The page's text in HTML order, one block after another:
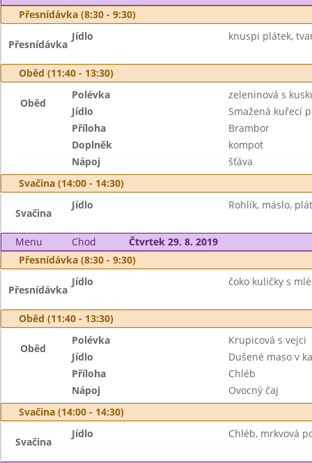
Přesnídávka (8:30 - 9:30)
Přesnídávka
Jídlo knuspi plátek,
Oběd (11:40 - 13:30)
Oběd
Polévka
zeleninová s
Jídlo
Smažená kuřecí
Příloha
Brambor
Doplněk
kompot
Nápoj
šťáva
Svačina (14:00 - 14:30)
Svačina
Jídlo Rohlík, máslo,
Menu Chod
Čtvrtek 29. 8. 2019
Přesnídávka (8:30 - 9:30)
Přesnídávka
Jídlo čoko kuličky s
Oběd (11:40 - 13:30)
Oběd
Polévka
Krupicová s vejci
Jídlo
Dušené maso v
Příloha
Chléb
Nápoj
Ovocný čaj
Svačina (14:00 - 14:30)
Svačina
Jídlo Chléb, mrkvová